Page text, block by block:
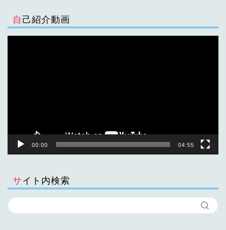
自己紹介動画
00:00 04:55
サイト内検索